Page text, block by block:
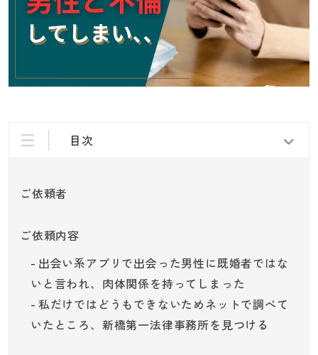
目次
ご依頼者
ご依頼内容
出会い系アプリで出会った男性に既婚者ではな
いと言われ、肉体関係を持ってしまった
私だけではどうもできないためネットで調べて
いたところ、新橋第一法律事務所を見つける